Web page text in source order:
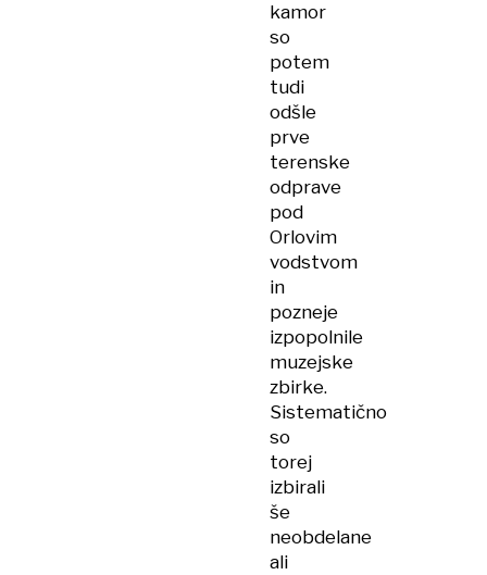
kamor
so
potem
tudi
odšle
prve
terenske
odprave
pod
Orlovim
vodstvom
in
pozneje
izpopolnile
muzejske
zbirke.
Sistematično
so
torej
izbirali
še
neobdelane
ali